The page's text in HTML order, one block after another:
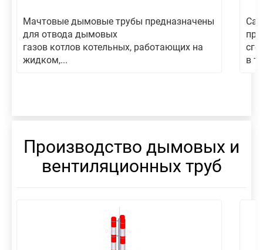
Мачтовые дымовые трубы предназначены
для отвода дымовых
газов котлов котельных, работающих на
жидком,...
в
Производство дымовых и
вентиляционных труб